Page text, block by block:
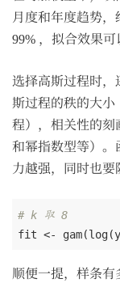
月度和年度趋势
99% ，拟合效果可
选择高斯过程时
斯过程的秩的大小
程），相关性的
和幂指数型等）
力越强，同时也要
# k 取 8
fit <-
顺便一提，样条